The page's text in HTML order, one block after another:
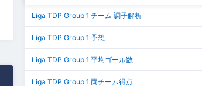
Liga TDP Group 1 チーム 調子解析
Liga TDP Group 1 予想
Liga TDP Group 1 平均ゴール数
Liga TDP Group 1 両チーム得点